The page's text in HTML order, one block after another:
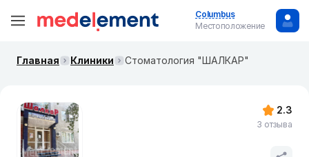
Columbus
Местоположение
Главная Клиники Стоматология "ШАЛКАР"
2.3
3 отзыва